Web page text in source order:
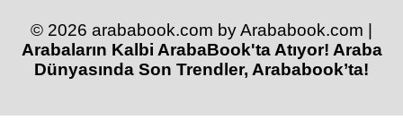
© 2026 arababook.com by Arababook.com |
Arabaların Kalbi ArabaBook'ta Atıyor! Araba
Dünyasında Son Trendler, Arababook’ta!